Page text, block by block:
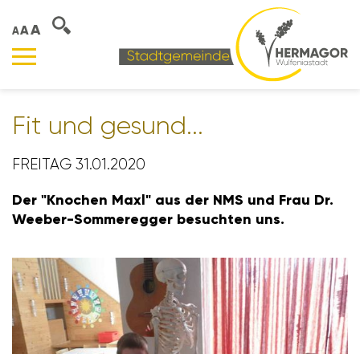
AAA
Fit und gesund...
FREITAG 31.01.2020
Der "Knochen Maxl" aus der NMS und Frau Dr.
Weeber-Somme­regger besuchten uns.